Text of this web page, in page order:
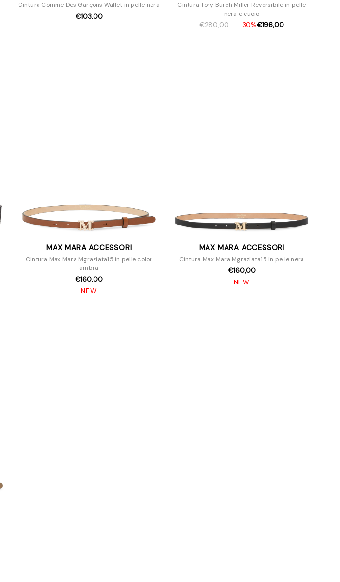
Cintura Comme Des Garçons Wallet in pelle nera
€103,00
Cintura Tory Burch Miller Reversibile in pelle
nera e cuoio
€280,00 -30%€196,00
MAX MARA ACCESSORI
Cintura Max Mara Mgraziata15 in pelle color
ambra
€160,00
NEW
MAX MARA ACCESSORI
Cintura Max Mara Mgraziata15 in pelle nera
€160,00
NEW